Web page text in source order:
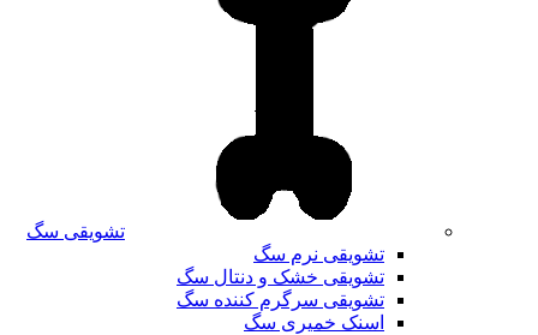
تشویقی سگ
تشویقی نرم سگ
تشویقی خشک و دنتال سگ
تشویقی سرگرم کننده سگ
اسنک خمیری سگ